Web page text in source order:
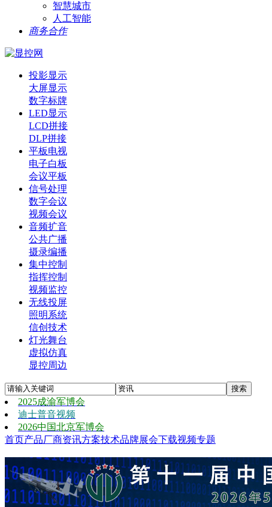
智慧城市
人工智能
商务合作
投影显示
大屏显示
数字标牌
LED显示
LCD拼接
DLP拼接
平板电视
电子白板
会议平板
信号处理
数字会议
视频会议
音频扩音
公共广播
摄录编播
集中控制
指挥控制
视频监控
无线投屏
照明系统
信创技术
灯光舞台
虚拟仿真
显控周边
2025成渝军博会
迪士普音视频
2026中国北京军博会
首页产品厂商资讯方案技术品牌展会下载视频专题